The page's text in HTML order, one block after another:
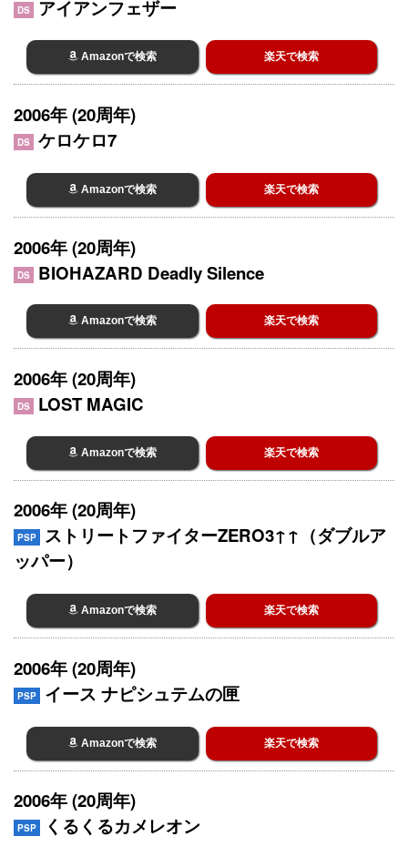
DS アイアンフェザー
Amazonで検索 楽天で検索
2006年 (20周年)
DS ケロケロ7
Amazonで検索 楽天で検索
2006年 (20周年)
DS BIOHAZARD Deadly Silence
Amazonで検索 楽天で検索
2006年 (20周年)
DS LOST MAGIC
Amazonで検索 楽天で検索
2006年 (20周年)
PSP
ストリートファイターZERO3↑↑（ダブルア
ッパー）
Amazonで検索 楽天で検索
2006年 (20周年)
PSP イース ナピシュテムの匣
Amazonで検索 楽天で検索
2006年 (20周年)
PSP くるくるカメレオン